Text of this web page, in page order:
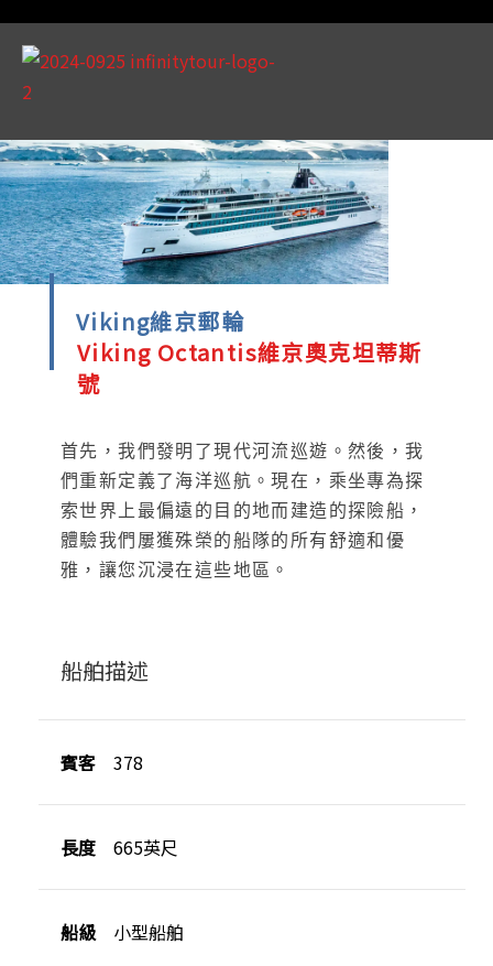
Viking維京郵輪
Viking Octantis維京奧克坦蒂斯
號
首先，我們發明了現代河流巡遊。然後，我
們重新定義了海洋巡航。現在，乘坐專為探
索世界上最偏遠的目的地而建造的探險船，
體驗我們屢獲殊榮的船隊的所有舒適和優
雅，讓您沉浸在這些地區。
船舶描述
賓客 378
長度 665英尺
船級 小型船舶